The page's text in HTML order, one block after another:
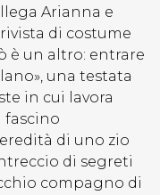
Arianna e
di costume
è un altro: entrare
una testata
in cui lavora
fascino
di uno zio
di segreti
compagno di